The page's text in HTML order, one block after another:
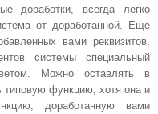
доработки, всегда легко
от доработанной. Еще
вами реквизитов,
системы специальный
Можно оставлять в
типовую функцию, хотя она и
доработанную вами